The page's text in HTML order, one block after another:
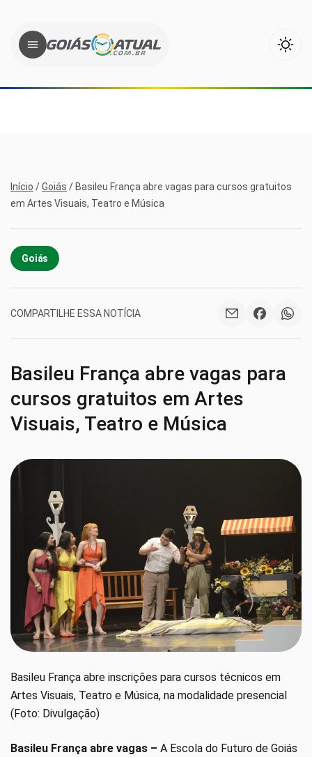
Início /Goiás / Basileu França abre vagas para cursos gratuitos
em Artes Visuais, Teatro e Música
Goiás
COMPARTILHE ESSA NOTÍCIA
Basileu França abre vagas para
cursos gratuitos em Artes
Visuais, Teatro e Música
Basileu França abre inscrições para cursos técnicos em
Artes Visuais, Teatro e Música, na modalidade presencial
(Foto: Divulgação)
Basileu França abre vagas – A Escola do Futuro de Goiás